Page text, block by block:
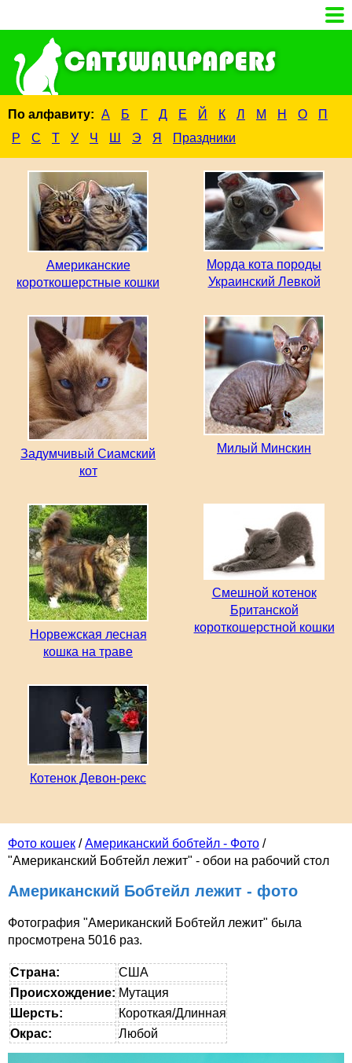
По алфавиту: А Б Г Д Е Й К Л М Н О
П
Р
С Т У Ч Ш Э Я Праздники
Фото кошек /Американский бобтейл - Фото /
"Американский Бобтейл лежит" - обои на рабочий стол
Американский Бобтейл лежит - фото
Фотография "Американский Бобтейл лежит" была
просмотрена 5016 раз.
Страна:
США
Происхождение: Мутация
Шерсть:
Короткая/Длинная
Окрас:
Любой
Американские
короткошерстные кошки
Морда кота породы
Украинский Левкой
Задумчивый Сиамский
кот
Милый Минскин
Норвежская лесная
кошка на траве
Смешной котенок
Британской
короткошерстной кошки
Котенок Девон-рекс